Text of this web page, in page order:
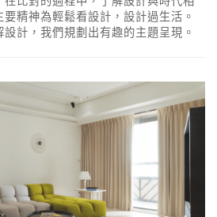
精神為輕鬆看設計，設計過生活。
計，我們規劃出有趣的主題呈現。